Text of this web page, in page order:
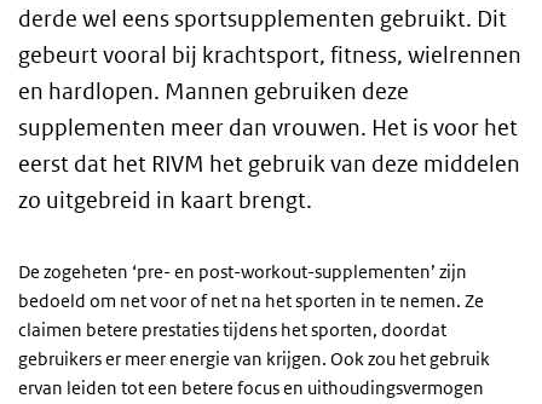
derde wel eens sportsupplementen gebruikt. Dit
gebeurt vooral bij krachtsport, fitness, wielrennen
en hardlopen. Mannen gebruiken deze
supplementen meer dan vrouwen. Het is voor het
eerst dat het RIVM het gebruik van deze middelen
zo uitgebreid in kaart brengt.
De zogeheten ‘pre- en post-workout-supplementen’ zijn
bedoeld om net voor of net na het sporten in te nemen. Ze
claimen betere prestaties tijdens het sporten, doordat
gebruikers er meer energie van krijgen. Ook zou het gebruik
ervan leiden tot een betere focus en uithoudingsvermogen